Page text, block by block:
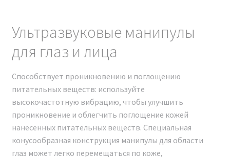
При приобретении аппарата мы предоставляем
техническое обучение. Это позволит вам освоить
работу с аппаратом и сразу же приступить к
Ультразвуковые манипулы
для глаз и лица
Способствует проникновению и поглощению
питательных веществ: используйте
высокочастотную вибрацию, чтобы улучшить
проникновение и облегчить поглощение кожей
нанесенных питательных веществ. Специальная
конусообразная конструкция манипулы для области
глаз может легко перемещаться по коже,